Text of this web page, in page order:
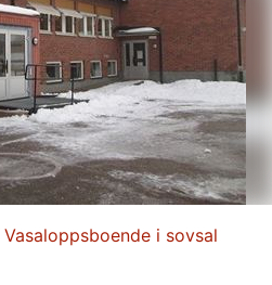
Vasaloppsboende i sovsal